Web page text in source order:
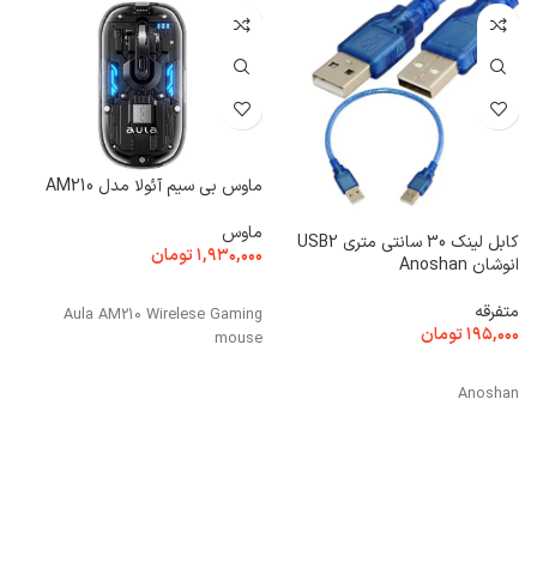
کابل لینک 30 سانتی متری USB2
انوشان Anoshan
متفرقه
۱۹۵,۰۰۰تومان
Anoshan
ماوس بی سیم آئولا مدل AM210
ماوس
۱,۹۳۰,۰۰۰تومان
Aula AM210 Wirelese Gaming
mouse